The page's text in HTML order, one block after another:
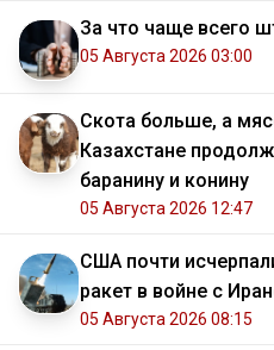
За что чаще всего
05 Августа 2026 03:00
Скота больше, а
Казахстане
баранину и конину
05 Августа 2026 12:47
США почти
ракет в войне с
05 Августа 2026 08:15